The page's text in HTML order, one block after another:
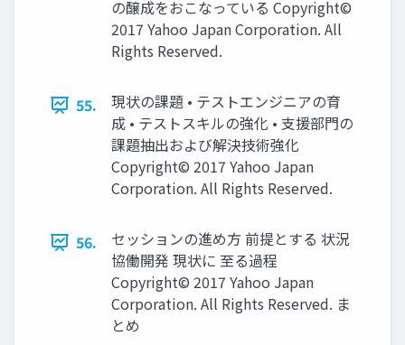
の醸成をおこなっている Copyright©
2017 Yahoo Japan Corporation. All
Rights Reserved.
55.
現状の課題 • テストエンジニアの育
成 • テストスキルの強化 • 支援部門の
課題抽出および解決技術強化
Copyright© 2017 Yahoo Japan
Corporation. All Rights Reserved.
56.
セッションの進め方 前提とする 状況
協働開発 現状に 至る過程
Copyright© 2017 Yahoo Japan
Corporation. All Rights Reserved. ま
とめ